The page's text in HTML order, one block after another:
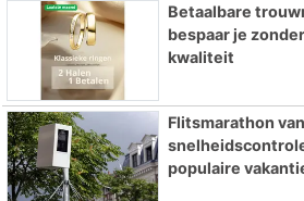
Betaalbare
bespaar je
kwaliteit
Flitsmarathon
populaire